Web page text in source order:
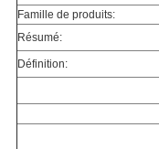
Famille de produits:
Résumé:
Définition: